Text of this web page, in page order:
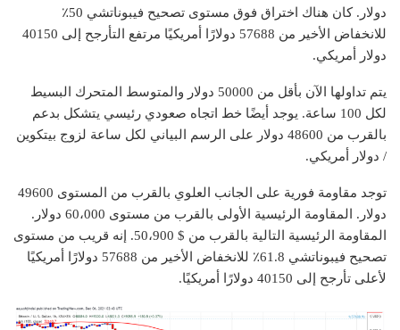
دولار. كان هناك اختراق فوق مستوى تصحيح فيبوناتشي 50٪
للانخفاض الأخير من 57688 دولارًا أمريكيًا مرتفع التأرجح إلى 40150
دولار أمريكي.
يتم تداولها الآن بأقل من 50000 دولار والمتوسط ​​المتحرك البسيط
لكل 100 ساعة. يوجد أيضًا خط اتجاه صعودي رئيسي يتشكل بدعم
بالقرب من 48600 دولار على الرسم البياني لكل ساعة لزوج بيتكوين
/ دولار أمريكي.
توجد مقاومة فورية على الجانب العلوي بالقرب من المستوى 49600
دولار. المقاومة الرئيسية الأولى بالقرب من مستوى 60،000 دولار.
المقاومة الرئيسية التالية بالقرب من $ 50،900. إنه قريب من مستوى
تصحيح فيبوناتشي 61.8٪ للانخفاض الأخير من 57688 دولارًا أمريكيًا
لأعلى تأرجح إلى 40150 دولارًا أمريكيًا.